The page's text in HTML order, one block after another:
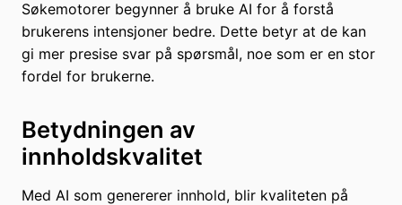
Søkemotorer begynner å bruke AI for å forstå
brukerens intensjoner bedre. Dette betyr at de kan
gi mer presise svar på spørsmål, noe som er en stor
fordel for brukerne.
Betydningen av
innholdskvalitet
Med AI som genererer innhold, blir kvaliteten på